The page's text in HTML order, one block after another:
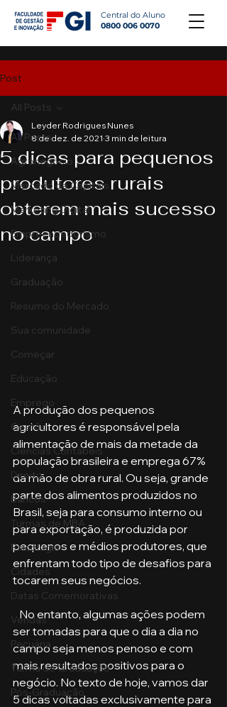
Central do Aluno
0800 006 0070
Post
All Posts
Agronegócio
Mercado de Capitais
Marketing Digital
Empreendedorismo
Liderança
Graduação
Resumo do Mercado
Sua comunidade
Começar
Educação
Emprego
Gestão
Ciências Contábeis
Direito
Bancos
Turmas de MBA
Psicologia
Cidades
Datas Comemorativas
Vendas
Pecuária
Turma de Graduação
Pós-Graduação
All Posts
5 dicas para pequenos
produtores rurais
obterem mais sucesso
no campo
Leyder Rodrigues Nunes
8 de dez. de 2021 3 min de leitura
A produção dos pequenos
agricultores é responsável pela
alimentação de mais da metade da
população brasileira e emprega 67%
da mão de obra rural. Ou seja, grande
parte dos alimentos produzidos no
Brasil, seja para consumo interno ou
para exportação, é produzida por
pequenos e médios produtores, que
enfrentam todo tipo de desafios para
tocarem seus negócios.
   No entanto, algumas ações podem
ser tomadas para que o dia a dia no
campo seja menos penoso e com
mais resultados positivos para o
negócio. No texto de hoje, vamos dar
5 dicas voltadas exclusivamente para